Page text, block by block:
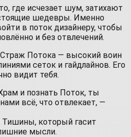
где исчезает шум, затихают
шедевры. Именно
в поток дизайнеру, чтобы
и без отвлечений.
Страж Потока — высокий воин
сеток и гайдлайнов. Его
видит тебя.
и познать Поток, ты
всё, что отвлекает, —
Тишины, который гасит
мысли.